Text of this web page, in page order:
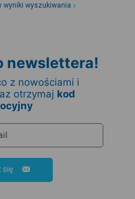
wyniki wyszukiwania
newslettera!
z nowościami i
otrzymaj kod
się